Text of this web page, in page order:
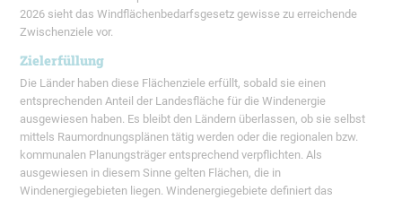
2026 sieht das Windflächenbedarfsgesetz gewisse zu erreichende
Zwischenziele vor.
Zielerfüllung
Die Länder haben diese Flächenziele erfüllt, sobald sie einen
entsprechenden Anteil der Landesfläche für die Windenergie
ausgewiesen haben. Es bleibt den Ländern überlassen, ob sie selbst
mittels Raumordnungsplänen tätig werden oder die regionalen bzw.
kommunalen Planungsträger entsprechend verpflichten. Als
ausgewiesen in diesem Sinne gelten Flächen, die in
Windenergiegebieten liegen. Windenergiegebiete definiert das